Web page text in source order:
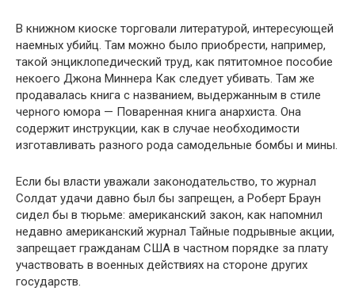
В книжном киоске торговали литературой, интересующей
наемных убийц. Там можно было приобрести, например,
такой энциклопедический труд, как пятитомное пособие
некоего Джона Миннера Как следует убивать. Там же
продавалась книга с названием, выдержанным в стиле
черного юмора — Поваренная книга анархиста. Она
содержит инструкции, как в случае необходимости
изготавливать разного рода самодельные бомбы и мины.
Если бы власти уважали законодательство, то журнал
Солдат удачи давно был бы запрещен, а Роберт Браун
сидел бы в тюрьме: американский закон, как напомнил
недавно американский журнал Тайные подрывные акции,
запрещает гражданам США в частном порядке за плату
участвовать в военных действиях на стороне других
государств.